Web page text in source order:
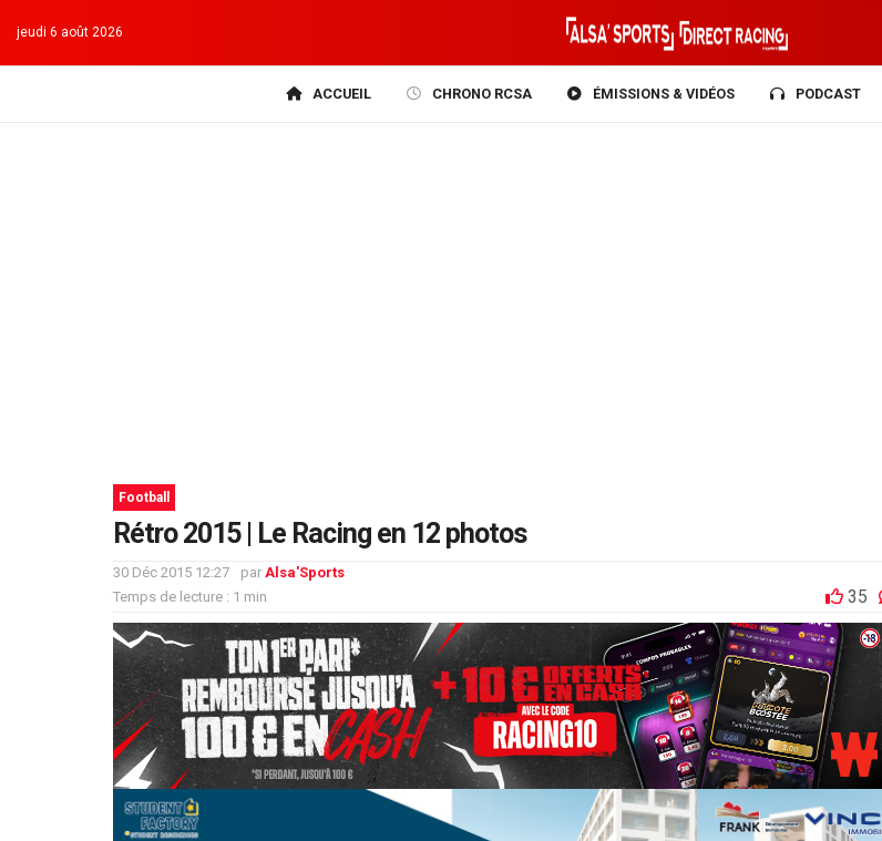
jeudi 6 août 2026
ACCUEIL CHRONO RCSA ÉMISSIONS & VIDÉOS PODCAST
Football
Rétro 2015 | Le Racing en 12 photos
30 Déc 2015 12:27 par Alsa'Sports
Temps de lecture : 1 min
35